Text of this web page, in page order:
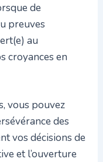
de
preuves
au
croyances en
vous pouvez
des
vos décisions de
et l’ouverture